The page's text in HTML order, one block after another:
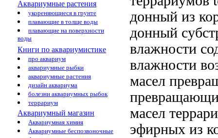
Аквариумные растения
укореняющиеся в грунте
плавающие в толще воды
плавающие на поверхности
воды
Книги по аквариумистике
про аквариум
аквариумные рыбки
аквариумные растения
дизайн аквариума
болезни аквариумных рыбок
террариум
Аквариумный магазин
Аквариумная химия
Аквариумные беспозвоночные
донный из
донный
влажности
влажности
масел
масел
эфирных из